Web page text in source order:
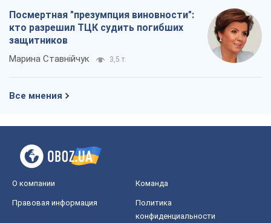
Посмертная "презумпция виновности":
кто разрешил ТЦК судить погибших
защитников
Марина Ставнійчук 3,5 т.
Все мнения
О компании Команда
Правовая информация
Политика
конфиденциальности